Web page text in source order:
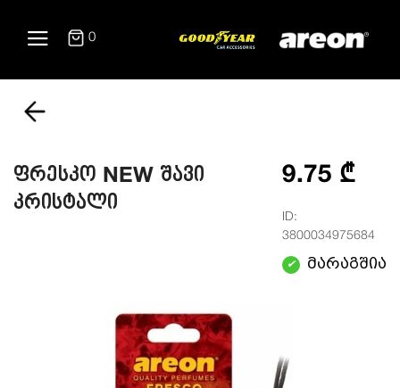
0
ფრესკო NEW შავი
კრისტალი
9.75 ₾
ID:
3800034975684
✔ მარაგშია